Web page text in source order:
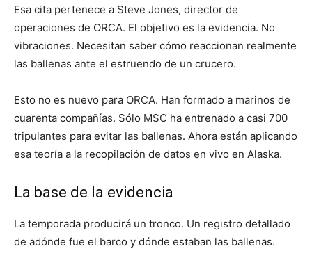
Esa cita pertenece a Steve Jones, director de
operaciones de ORCA. El objetivo es la evidencia. No
vibraciones. Necesitan saber cómo reaccionan realmente
las ballenas ante el estruendo de un crucero.
Esto no es nuevo para ORCA. Han formado a marinos de
cuarenta compañías. Sólo MSC ha entrenado a casi 700
tripulantes para evitar las ballenas. Ahora están aplicando
esa teoría a la recopilación de datos en vivo en Alaska.
La base de la evidencia
La temporada producirá un tronco. Un registro detallado
de adónde fue el barco y dónde estaban las ballenas.